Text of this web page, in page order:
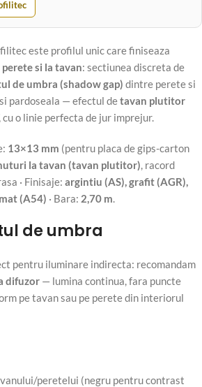
este profilul unic care finiseaza
si la tavan: sectiunea discreta de
de umbra (shadow gap) dintre perete si
pardoseala — efectul detavan plutitor
cu o linie perfecta de jur imprejur.
13×13 mm (pentru placa de gips-carton
la tavan (tavan plutitor), racord
· Finisaje: argintiu (AS), grafit (AGR),
(A54) · Bara: 2,70 m.
de umbra
pentru iluminare indirecta: recomandam
difuzor — lumina continua, fara puncte
pe tavan sau pe perete din interiorul
peretelui (negru pentru contrast